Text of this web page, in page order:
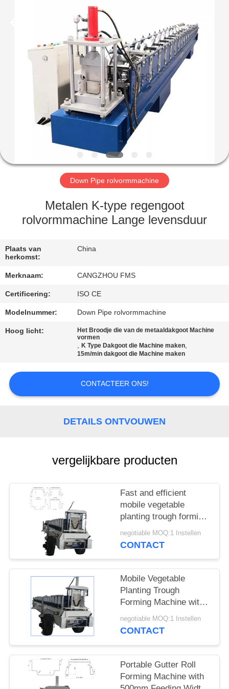
HUIS
PRODUCTEN
OVER
FABRIEKSTOCHT
KWALITEITSCONTROLE
PRIVACYBELEID
Down Pipe rolvormmachine
Metalen K-type regengoot
rolvormmachine Lange levensduur
Plaats van
herkomst:
China
Merknaam: CANGZHOU FMS
Certificering: ISO CE
Modelnummer: Down Pipe rolvormmachine
Hoog licht:
Het Broodje die van de metaaldakgoot Machine
vormen
,K Type Dakgoot die Machine maken,
15m/min dakgoot die Machine maken
CONTACTEER ONS!
DETAILS ONTVOUWEN
vergelijkbare producten
Fast and efficient
mobile vegetable
planting trough forming
machine for
greenhouse vegetable
negotiable MOQ:1 Instellen
CONTACT
Mobile Vegetable
Planting Trough
Forming Machine with
Hydraulic Motor 5.5KW
and 8-15m/min
Cultivation
negotiable MOQ:1 Instellen
CONTACT
Portable Gutter Roll
Forming Machine with